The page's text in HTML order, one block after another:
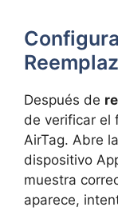
Después de
de verificar el
AirTag. Abre
dispositivo
muestra
aparece,